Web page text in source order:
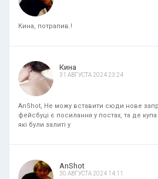
Кина, потрапив.!
Кина
31 АВГУСТА 2024 23:24
AnShot, Не можу вставити сюди нове
фейсбуці є посилання у постах, та де
які були залиті у
AnShot
30 АВГУСТА 2024 14:11